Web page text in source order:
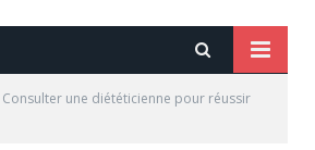
Consulter une diététicienne pour réussir